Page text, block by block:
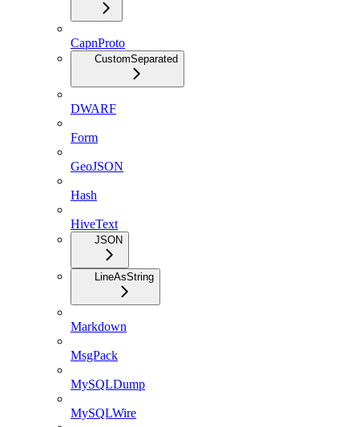
CapnProto
CustomSeparated
DWARF
Form
GeoJSON
Hash
HiveText
JSON
LineAsString
Markdown
MsgPack
MySQLDump
MySQLWire